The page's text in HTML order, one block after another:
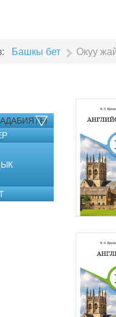
Башкы бет Окуу